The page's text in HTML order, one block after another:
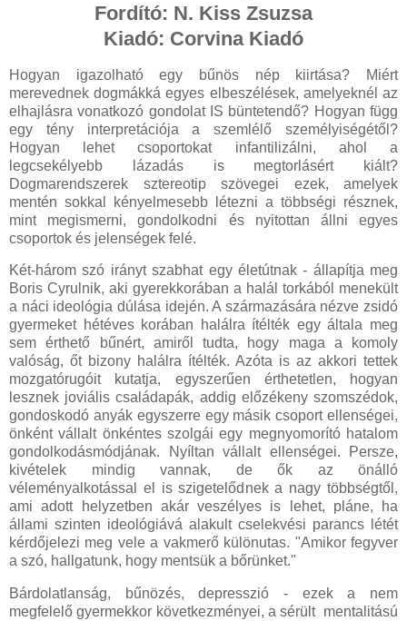
Fordító: N. Kiss Zsuzsa
Kiadó: Corvina Kiadó
Hogyan igazolható egy bűnös nép kiirtása? Miért
merevednek dogmákká egyes elbeszélések, amelyeknél az
elhajlásra vonatkozó gondolat IS büntetendő? Hogyan függ
egy tény interpretációja a szemlélő személyiségétől?
Hogyan lehet csoportokat infantilizálni, ahol a
legcsekélyebb lázadás is megtorlásért kiált?
Dogmarendszerek sztereotip szövegei ezek, amelyek
mentén sokkal kényelmesebb létezni a többségi résznek,
mint megismerni, gondolkodni és nyitottan állni egyes
csoportok és jelenségek felé.
Két-három szó irányt szabhat egy életútnak - állapítja meg
Boris Cyrulnik, aki gyerekkorában a halál torkából menekült
a náci ideológia dúlása idején. A származására nézve zsidó
gyermeket hétéves korában halálra ítélték egy általa meg
sem érthető bűnért, amiről tudta, hogy maga a komoly
valóság, őt bizony halálra ítélték. Azóta is az akkori tettek
mozgatórugóit kutatja, egyszerűen érthetetlen, hogyan
lesznek joviális családapák, addig előzékeny szomszédok,
gondoskodó anyák egyszerre egy másik csoport ellenségei,
önként vállalt önkéntes szolgái egy megnyomorító hatalom
gondolkodásmódjának. Nyíltan vállalt ellenségei. Persze,
kivételek mindig vannak, de ők az önálló
véleményalkotással el is szigetelődnek a nagy többségtől,
ami adott helyzetben akár veszélyes is lehet, pláne, ha
állami szinten ideológiává alakult cselekvési parancs létét
kérdőjelezi meg vele a vakmerő különutas. "Amikor fegyver
a szó, hallgatunk, hogy mentsük a bőrünket."
Bárdolatlanság, bűnözés, depresszió - ezek a nem
megfelelő gyermekkor következményei, a sérült mentalitású